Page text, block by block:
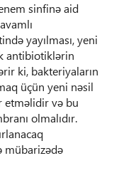
sinfinə aid
yayılması, yeni
antibiotiklərin
ki, bakteriyaların
üçün yeni nəsil
etməlidir və bu
olmalıdır.